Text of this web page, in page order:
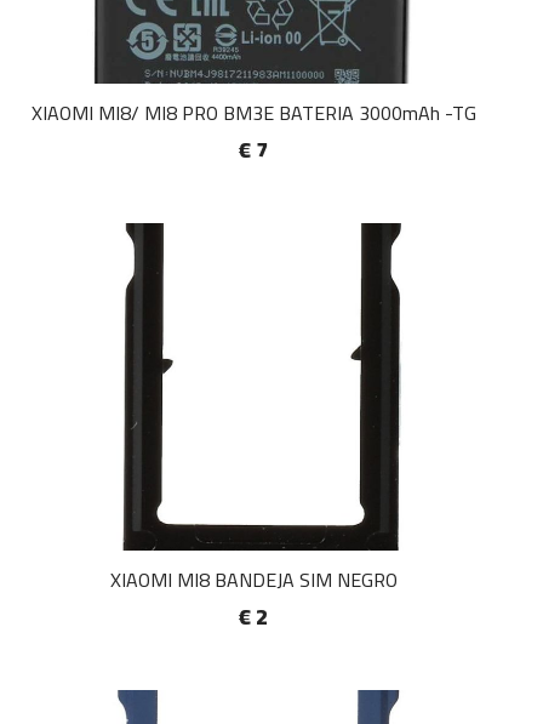
XIAOMI MI8/ MI8 PRO BM3E BATERIA 3000mAh -TG
€ 7
XIAOMI MI8 BANDEJA SIM NEGRO
€ 2